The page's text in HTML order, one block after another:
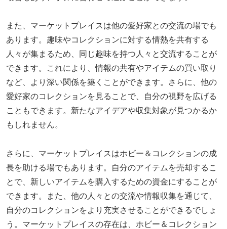
また、マーケットプレイスは他の愛好家との交流の場でも
あります。趣味やコレクションに対する情熱を共有する
人々が集まるため、同じ趣味を持つ人々と交流することが
できます。これにより、情報の共有やアイテムの買い取り
など、より深い関係を築くことができます。さらに、他の
愛好家のコレクションを見ることで、自分の視野を広げる
こともできます。新たなアイデアや収集対象が見つかるか
もしれません。
さらに、マーケットプレイスはホビー＆コレクションの成
長を助ける場でもあります。自分のアイテムを売却するこ
とで、新しいアイテムを購入するための資金にすることが
できます。また、他の人々との交流や情報収集を通じて、
自分のコレクションをより充実させることができるでしょ
う。マーケットプレイスの存在は、ホビー＆コレクション